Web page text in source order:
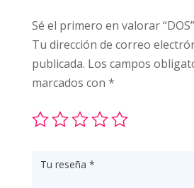
Sé el primero en valorar “DOS”
Tu dirección de correo
publicada. Los campos
marcados con *